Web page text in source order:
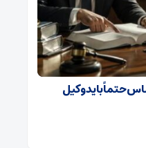
حتماً باید وکیل